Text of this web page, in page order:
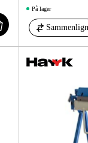
På lager
Sammenlign